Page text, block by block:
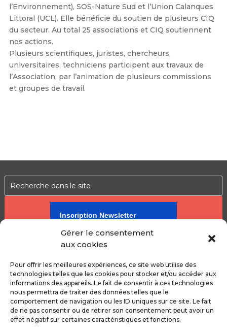
Gérer le consentement
aux cookies
Pour offrir les meilleures expériences, ce site web utilise des
technologies telles que les cookies pour stocker et/ou accéder aux
informations des appareils. Le fait de consentir à ces technologies
nous permettra de traiter des données telles que le
comportement de navigation ou les ID uniques sur ce site. Le fait
de ne pas consentir ou de retirer son consentement peut avoir un
effet négatif sur certaines caractéristiques et fonctions.
l’Environnement), SOS-Nature Sud et l’Union Calanques
Littoral (UCL). Elle bénéficie du soutien de plusieurs CIQ
du secteur. Au total 25 associations et CIQ soutiennent
nos actions.
Plusieurs scientifiques, juristes, chercheurs,
universitaires, techniciens participent aux travaux de
l’Association, par l’animation de plusieurs commissions
et groupes de travail.
Inscription Newsletter
En vous inscrivant à notre newsletter vous acceptez que votre
adresse email soit traitée selon notrepolitique de confidentialité.